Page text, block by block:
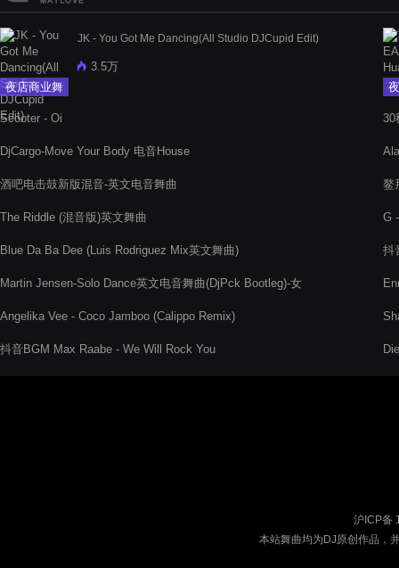
夜店商业舞
曲
JK - You Got Me Dancing(All Studio DJCupid Edit)
3.5万
Scooter - Oi
DjCargo-Move Your Body 电音House
酒吧电击鼓新版混音-英文电音舞曲
The Riddle (混音版)英文舞曲
Blue Da Ba Dee (Luis Rodriguez Mix英文舞曲)
Martin Jensen-Solo Dance英文电音舞曲(DjPck Bootleg)-女
Angelika Vee - Coco Jamboo (Calippo Remix)
抖音BGM Max Raabe - We Will Rock You
30
鳌
G
抖
沪ICP备
本站舞曲均为DJ原创作品，